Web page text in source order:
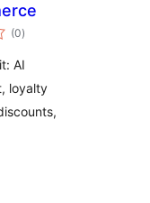
(0ຄະແນນ
ທັງໝົດ
)
AI
loyalty